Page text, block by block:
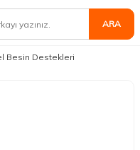
ARA
Besin Destekleri